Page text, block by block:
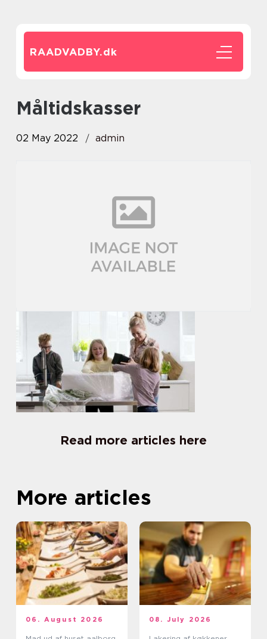
RAADVADBY.dk
måltidskasser
02 May 2022 admin
Read more articles here
More articles
06. August 2026 08. July 2026